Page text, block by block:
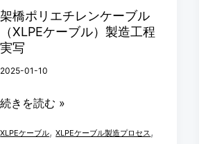
モ
ジ
ュ
ル
架橋ポリエチレンケーブル
（XLPEケーブル）製造工程
実写
2025-01-10
ン
ケ
ー
ブ
（XLPE
ケ
続きを読む »
XLPEケーブル,XLPEケーブル製造プロセス,